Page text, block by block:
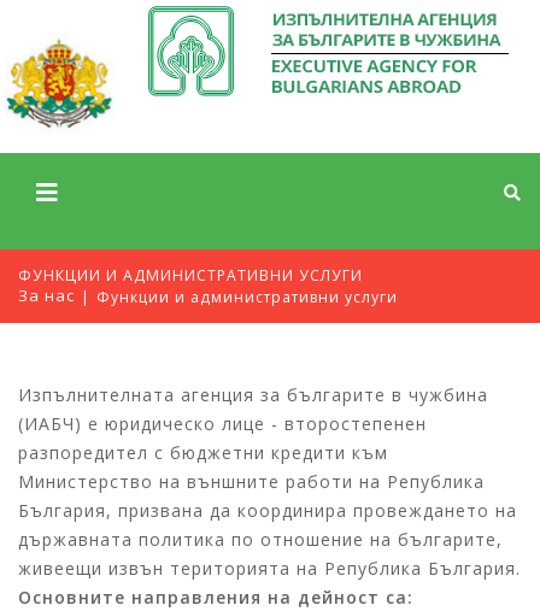
ФУНКЦИИ И АДМИНИСТРАТИВНИ УСЛУГИ
За нас Функции и административни услуги
Изпълнителната агенция за българите в чужбина
(ИАБЧ) е юридическо лице - второстепенен
разпоредител с бюджетни кредити към
Министерство на външните работи на Република
България, призвана да координира провеждането на
държавната политика по отношение на българите,
живеещи извън територията на Република България.
Основните направления на дейност са: